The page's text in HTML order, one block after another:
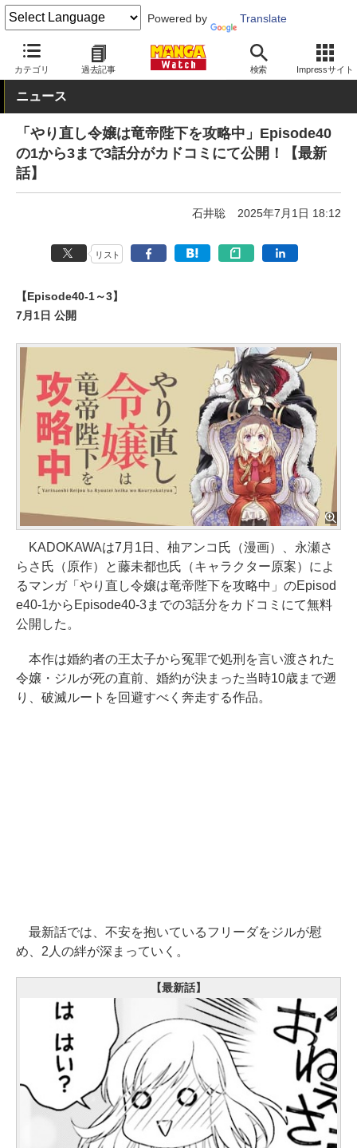
Powered by Translate
カテゴリ 過去記事 検索 Impressサイト
MANGA Watch Web/アプリ カドコミ
ニュース
「やり直し令嬢は竜帝陛下を攻略中」Episode40
の1から3まで3話分がカドコミにて公開！【最新
話】
石井聡 2025年7月1日 18:12
リスト
【Episode40-1～3】
7月1日 公開
KADOKAWAは7月1日、柚アンコ氏（漫画）、永瀬さ
らさ氏（原作）と藤未都也氏（キャラクター原案）によ
るマンガ「やり直し令嬢は竜帝陛下を攻略中」のEpisod
e40-1からEpisode40-3までの3話分をカドコミにて無料
公開した。
本作は婚約者の王太子から冤罪で処刑を言い渡された
令嬢・ジルが死の直前、婚約が決まった当時10歳まで遡
り、破滅ルートを回避すべく奔走する作品。
最新話では、不安を抱いているフリーダをジルが慰
め、2人の絆が深まっていく。
【最新話】